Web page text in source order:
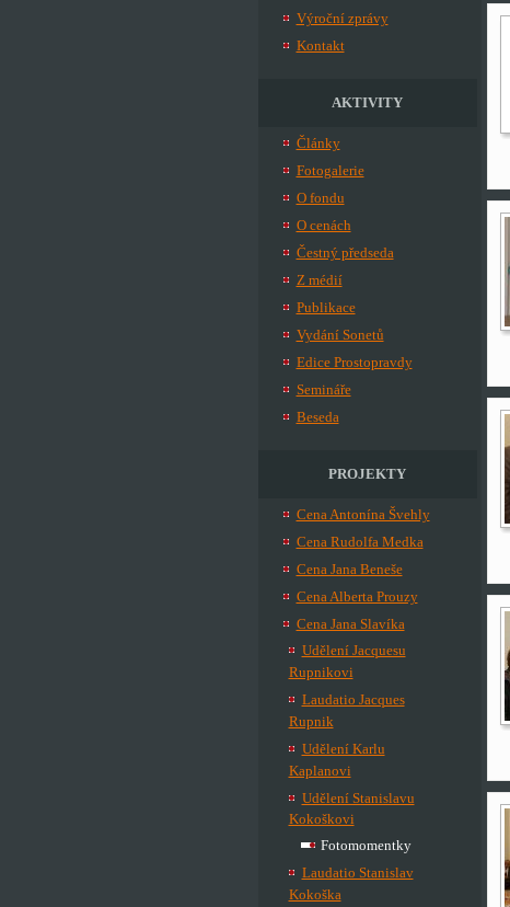
Výroční zprávy
Kontakt
AKTIVITY
Články
Fotogalerie
O fondu
O cenách
Čestný předseda
Z médií
Publikace
Vydání Sonetů
Edice Prostopravdy
Semináře
Beseda
PROJEKTY
Cena Antonína Švehly
Cena Rudolfa Medka
Cena Jana Beneše
Cena Alberta Prouzy
Cena Jana Slavíka
Udělení Jacquesu
Rupnikovi
Laudatio Jacques
Rupnik
Udělení Karlu
Kaplanovi
Udělení Stanislavu
Kokoškovi
Fotomomentky
Laudatio Stanislav
Kokoška